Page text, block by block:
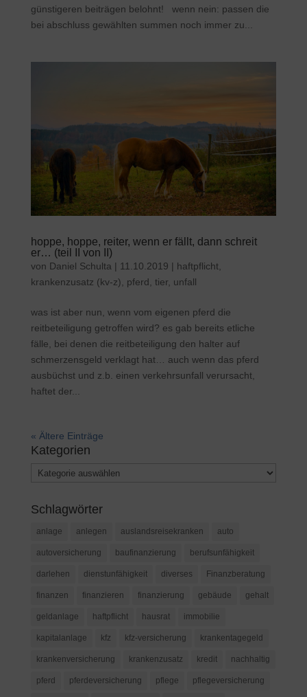
günstigeren beiträgen belohnt! wenn nein: passen die
bei abschluss gewählten summen noch immer zu...
hoppe, hoppe, reiter, wenn er fällt, dann schreit
er… (teil II von II)
von Daniel Schulta | 11.10.2019 | haftpflicht,
krankenzusatz (kv-z)
pferd tier, unfall
was ist aber nun, wenn vom eigenen pferd die
reitbeteiligung getroffen wird? es gab bereits etliche
fälle, bei denen die reitbeteiligung den halter auf
schmerzensgeld verklagt hat… auch wenn das pferd
ausbüchst und z.b. einen verkehrsunfall verursacht,
haftet der...
« Ältere Einträge
Kategorien
Kategorien
Schlagwörter
anlage anlegen auslandsreisekranken auto
autoversicherung baufinanzierung berufsunfähigkeit
darlehen dienstunfähigkeit diverses Finanzberatung
finanzen finanzieren finanzierung gebäude gehalt
geldanlage haftpflicht hausrat immobilie
kapitalanlage kfz kfz-versicherung krankentagegeld
krankenversicherung krankenzusatz kredit nachhaltig
pferd pferdeversicherung pflege pflegeversicherung